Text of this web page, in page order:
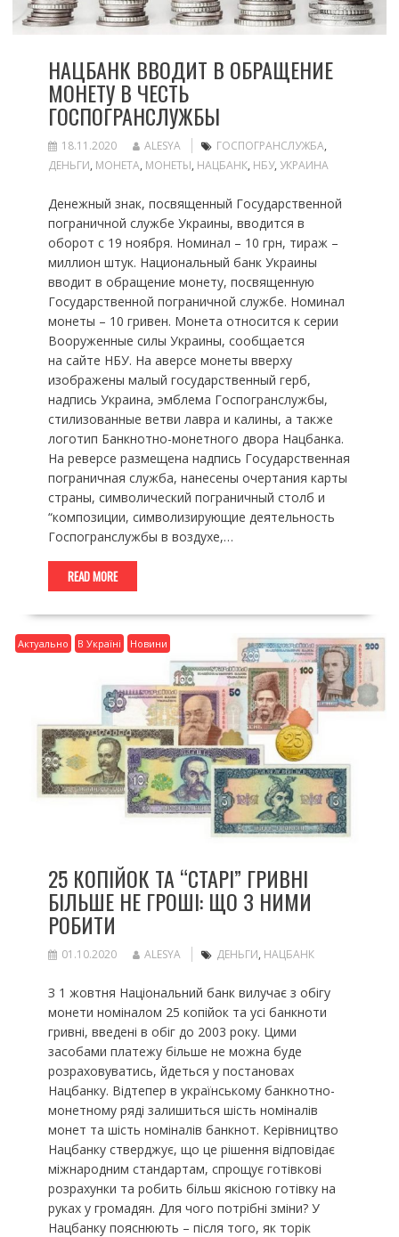
НАЦБАНК ВВОДИТ В ОБРАЩЕНИЕ
МОНЕТУ В ЧЕСТЬ
ГОСПОГРАНСЛУЖБЫ
18.11.2020 ALESYA ГОСПОГРАНСЛУЖБА,
ДЕНЬГИ, МОНЕТА, МОНЕТЫ, НАЦБАНК, НБУ, УКРАИНА
Денежный знак, посвященный Государственной
пограничной службе Украины, вводится в
оборот с 19 ноября. Номинал – 10 грн, тираж –
миллион штук. Национальный банк Украины
вводит в обращение монету, посвященную
Государственной пограничной службе. Номинал
монеты – 10 гривен. Монета относится к серии
Вооруженные силы Украины, сообщается
на сайте НБУ. На аверсе монеты вверху
изображены малый государственный герб,
надпись Украина, эмблема Госпогранслужбы,
стилизованные ветви лавра и калины, а также
логотип Банкнотно-монетного двора Нацбанка.
На реверсе размещена надпись Государственная
пограничная служба, нанесены очертания карты
страны, символический пограничный столб и
“композиции, символизирующие деятельность
Госпогранслужбы в воздухе,…
READ MORE
Актуально В Україні Новини
25 КОПІЙОК ТА “СТАРІ” ГРИВНІ
БІЛЬШЕ НЕ ГРОШІ: ЩО З НИМИ
РОБИТИ
01.10.2020 ALESYA ДЕНЬГИ, НАЦБАНК
З 1 жовтня Національний банк вилучає з обігу
монети номіналом 25 копійок та усі банкноти
гривні, введені в обіг до 2003 року. Цими
засобами платежу більше не можна буде
розраховуватись, йдеться у постановах
Нацбанку. Відтепер в українському банкнотно-
монетному ряді залишиться шість номіналів
монет та шість номіналів банкнот. Керівництво
Нацбанку стверджує, що це рішення відповідає
міжнародним стандартам, спрощує готівкові
розрахунки та робить більш якісною готівку на
руках у громадян. Для чого потрібні зміни? У
Нацбанку пояснюють – після того, як торік